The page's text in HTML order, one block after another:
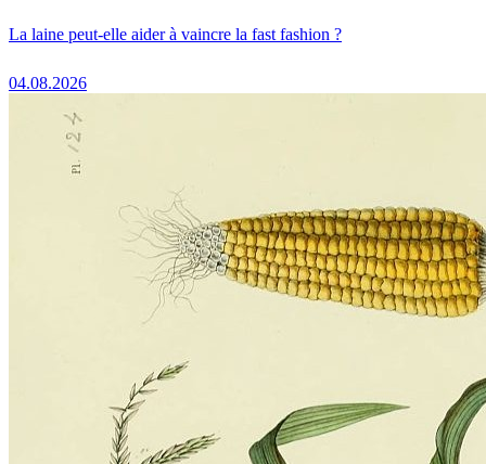
La laine peut-elle aider à vaincre la fast fashion ?
04.08.2026